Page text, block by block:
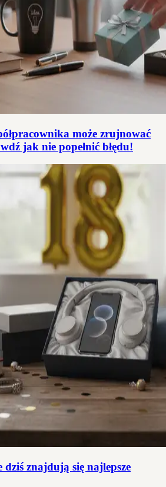
może zrujnować
jak nie popełnić błędu!
dziś znajdują się najlepsze